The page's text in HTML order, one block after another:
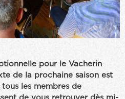
pour le Vacherin
de la prochaine saison est
les membres de